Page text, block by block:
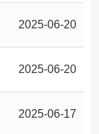
2025-06-20
2025-06-20
2025-06-17